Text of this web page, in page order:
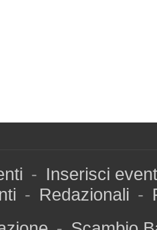
- Inserisci
- Redazionali -